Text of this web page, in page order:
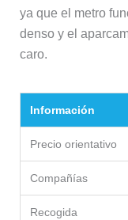
ya que el metro
denso y el
caro.
Información
Precio orientativo
Compañías
Recogida